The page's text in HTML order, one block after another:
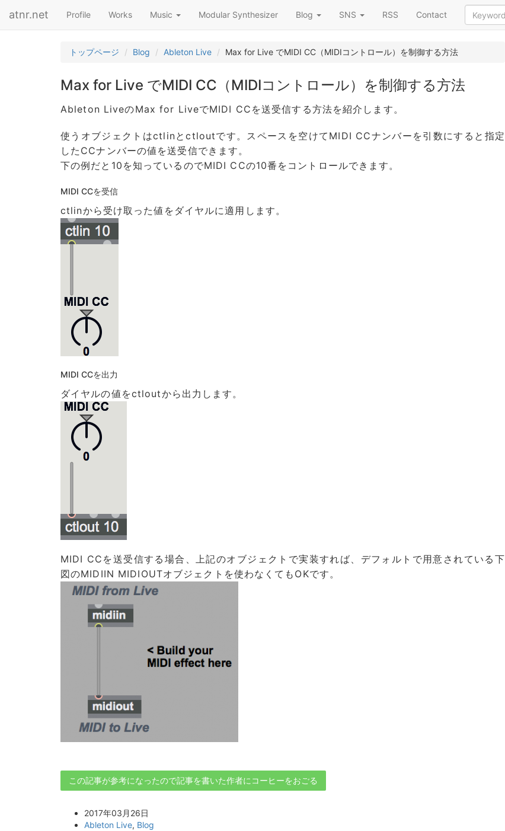
atnr.net Profile Works Music Modular Synthesizer Blog SNS RSS Contact
トップページ Blog Ableton Live Max for Live でMIDI CC（MIDIコントロール）を制御する方法
Max for Live でMIDI CC（MIDIコントロール）を制御する方法
Ableton LiveのMax for LiveでMIDI CCを送受信する方法を紹介します。
使うオブジェクトはctlinとctloutです。スペースを空けてMIDI CCナンバーを引数にすると指定
したCCナンバーの値を送受信できます。
下の例だと10を知っているのでMIDI CCの10番をコントロールできます。
MIDI CCを受信
ctlinから受け取った値をダイヤルに適用します。
MIDI CCを出力
ダイヤルの値をctloutから出力します。
MIDI CCを送受信する場合、上記のオブジェクトで実装すれば、デフォルトで用意されている下
図のMIDIIN MIDIOUTオブジェクトを使わなくてもOKです。
この記事が参考になったので記事を書いた作者にコーヒーをおごる
2017年03月26日
Ableton Live, Blog